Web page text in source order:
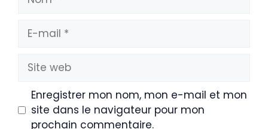
mail
Site
web
Enregistrer mon nom, mon e-mail et mon
site dans le navigateur pour mon
prochain commentaire.